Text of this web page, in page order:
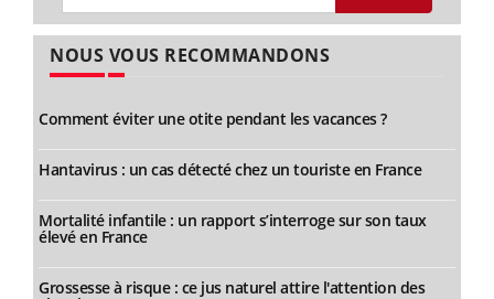
NOUS VOUS RECOMMANDONS
Comment éviter une otite pendant les vacances ?
Hantavirus : un cas détecté chez un touriste en France
Mortalité infantile : un rapport s’interroge sur son taux
élevé en France
Grossesse à risque : ce jus naturel attire l'attention des